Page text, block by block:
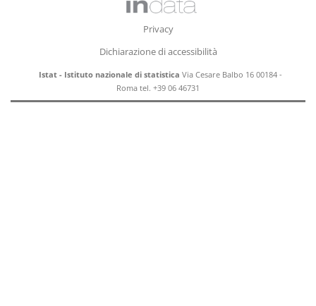
Privacy
Dichiarazione di accessibilità
Istat - Istituto nazionale di statistica Via Cesare Balbo 16 00184 -
Roma tel. +39 06 46731